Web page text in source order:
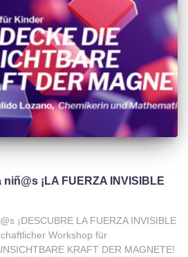
¡LA FUERZA INVISIBLE
¡DESCUBRE LA FUERZA INVISIBLE
Workshop für
KRAFT DER MAGNETE!